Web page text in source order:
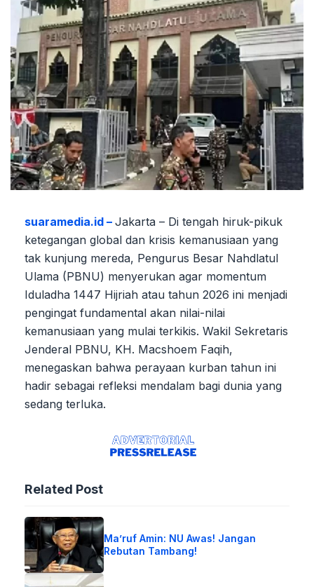
suaramedia.id – Jakarta – Di tengah hiruk-pikuk
ketegangan global dan krisis kemanusiaan yang
tak kunjung mereda, Pengurus Besar Nahdlatul
Ulama (PBNU) menyerukan agar momentum
Iduladha 1447 Hijriah atau tahun 2026 ini menjadi
pengingat fundamental akan nilai-nilai
kemanusiaan yang mulai terkikis. Wakil Sekretaris
Jenderal PBNU, KH. Macshoem Faqih,
menegaskan bahwa perayaan kurban tahun ini
hadir sebagai refleksi mendalam bagi dunia yang
sedang terluka.
Related Post
Ma’ruf Amin: NU Awas! Jangan
Rebutan Tambang!